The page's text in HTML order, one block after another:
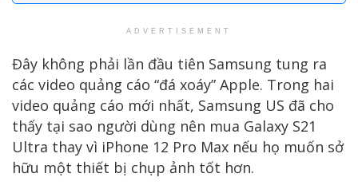
ADVERTISEMENT
Đây không phải lần đầu tiên Samsung tung ra
các video quảng cáo “đá xoáy” Apple. Trong hai
video quảng cáo mới nhất, Samsung US đã cho
thấy tại sao người dùng nên mua Galaxy S21
Ultra thay vì iPhone 12 Pro Max nếu họ muốn sở
hữu một thiết bị chụp ảnh tốt hơn.